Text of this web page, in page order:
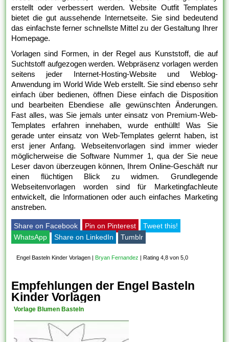
erstellt oder verbessert werden. Website Outfit Templates
bietet die gut aussehende Internetseite. Sie sind bedeutend
das einfachste ferner schnellste Mittel zu der Gestaltung Ihrer
Homepage.
Vorlagen sind Formen, in der Regel aus Kunststoff, die auf
Suchtstoff aufgezogen werden. Webpräsenz vorlagen werden
seitens jeder Internet-Hosting-Website und Weblog-
Anwendung im World Wide Web erstellt. Sie sind ebenso sehr
einfach über bedienen, öffnen Diese einfach die Disposition
und bearbeiten Ebendiese alle gewünschten Änderungen.
Fast alles, was Sie jemals unter einsatz von Premium-Web-
Templates erfahren innehaben, wurde enthüllt! Was Sie
gerade unter einsatz von Web-Templates gelernt haben, ist
erst jener Anfang. Webseitenvorlagen sind immer wieder
möglicherweise die Software Nummer 1, qua der Sie neue
Leser davon überzeugen können, Ihrem Online-Geschäft nur
einen flüchtigen Blick zu widmen. Grundlegende
Webseitenvorlagen worden sind für Marketingfachleute
entwickelt, die Informationen oder auch einfaches Marketing
anstreben.
Share on Facebook Pin on Pinterest
Tweet this!
WhatsApp
Share on LinkedIn Tumblr
Engel Basteln Kinder Vorlagen | Bryan Fernandez |Rating 4,8 von 5,0
Empfehlungen der Engel Basteln
Kinder Vorlagen
Vorlage Blumen Basteln